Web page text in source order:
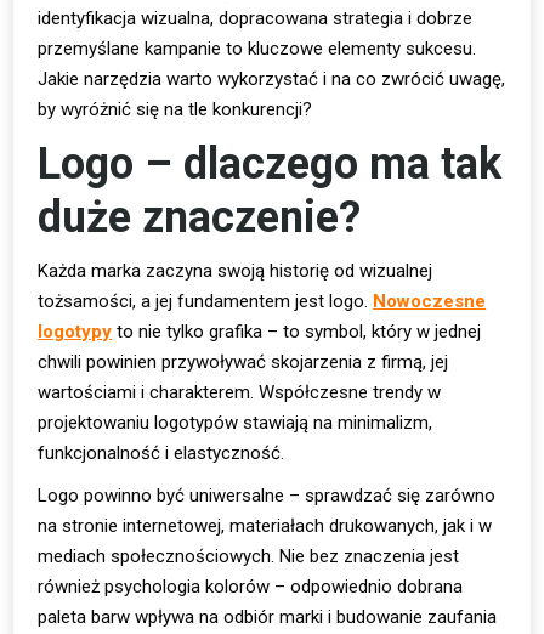
identyfikacja wizualna, dopracowana strategia i dobrze
przemyślane kampanie to kluczowe elementy sukcesu.
Jakie narzędzia warto wykorzystać i na co zwrócić uwagę,
by wyróżnić się na tle konkurencji?
Logo – dlaczego ma tak
duże znaczenie?
Każda marka zaczyna swoją historię od wizualnej
tożsamości, a jej fundamentem jest logo. Nowoczesne
logotypy to nie tylko grafika – to symbol, który w jednej
chwili powinien przywoływać skojarzenia z firmą, jej
wartościami i charakterem. Współczesne trendy w
projektowaniu logotypów stawiają na minimalizm,
funkcjonalność i elastyczność.
Logo powinno być uniwersalne – sprawdzać się zarówno
na stronie internetowej, materiałach drukowanych, jak i w
mediach społecznościowych. Nie bez znaczenia jest
również psychologia kolorów – odpowiednio dobrana
paleta barw wpływa na odbiór marki i budowanie zaufania